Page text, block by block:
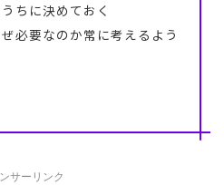
ちに決めておく
必要なのか常に考えるよう
サーリンク